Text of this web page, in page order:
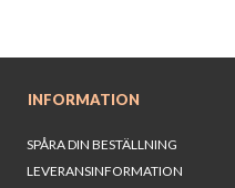
INFORMATION
SPÅRA DIN BESTÄLLNING
LEVERANSINFORMATION